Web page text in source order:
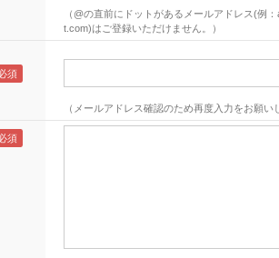
（@の直前にドットがあるメールアドレス(例
t.com)はご登録いただけません。）
（メールアドレス確認のため再度入力をお願い